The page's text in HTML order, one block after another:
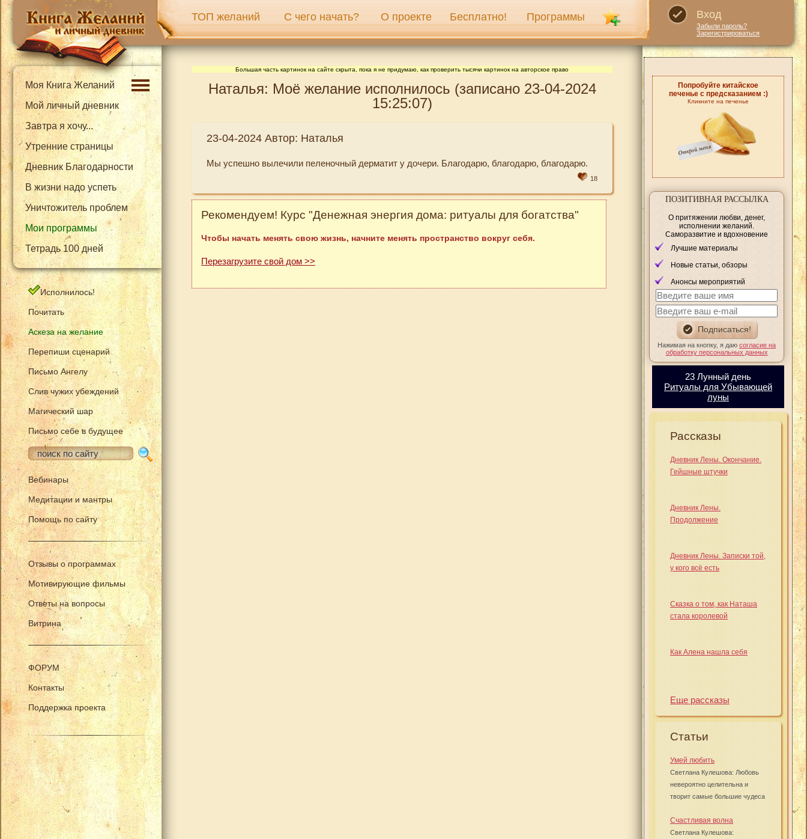
ТОП желаний С чего начать? О проекте Бесплатно! Программы Вход
Забыли пароль?
Зарегистрироваться
Моя Книга Желаний
Мой личный дневник
Завтра я хочу...
Утренние страницы
Дневник Благодарности
В жизни надо успеть
Уничтожитель проблем
Мои программы
Тетрадь 100 дней
Исполнилось!
Почитать
Аскеза на желание
Перепиши сценарий
Письмо Ангелу
Слив чужих убеждений
Магический шар
Письмо себе в будущее
Вебинары
Медитации и мантры
Помощь по сайту
Отзывы о программах
Мотивирующие фильмы
Ответы на вопросы
Витрина
ФОРУМ
Контакты
Поддержка проекта
Большая часть картинок на сайте скрыта, пока я не придумаю, как проверить тысячи картинок на авторское право
Наталья: Моё желание исполнилось (записано 23-04-2024
15:25:07)
23-04-2024 Автор: Наталья
Мы успешно вылечили пеленочный дерматит у дочери. Благодарю, благодарю, благодарю.
18
Рекомендуем! Курс "Денежная энергия дома: ритуалы для богатства"
Чтобы начать менять свою жизнь, начните менять пространство вокруг себя.
Перезагрузите свой дом >>
Попробуйте китайское
печенье с предсказанием :)
Кликните на печенье
ПОЗИТИВНАЯ РАССЫЛКА
О притяжении любви, денег,
исполнении желаний.
Саморазвитие и вдохновение
Лучшие материалы
Новые статьи, обзоры
Анонсы мероприятий
Нажимая на кнопку, я даю согласие на
обработку персональных данных
23 Лунный день
Ритуалы для Убывающей
луны
Рассказы
Дневник Лены. Окончание.
Гейшные штучки
Дневник Лены.
Продолжение
Дневник Лены. Записки той,
у кого всё есть
Сказка о том, как Наташа
стала королевой
Как Алена нашла себя
Еще рассказы
Статьи
Умей любить
Светлана Кулешова: Любовь
невероятно целительна и
творит самые большие чудеса
Счастливая волна
Светлана Кулешова: